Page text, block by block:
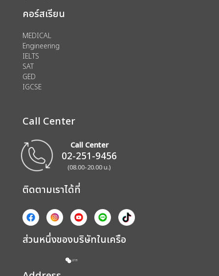
assignment ลงทะเบียน
คอร์สเรียน
MEDICAL
Engineering
IELTS
SAT
GED
IGCSE
Call Center
Call Center
02-251-9456
(08.00-20.00 น.)
ติดตามเราได้ที่
ส่วนหนึ่งของบริษัทในเครือ